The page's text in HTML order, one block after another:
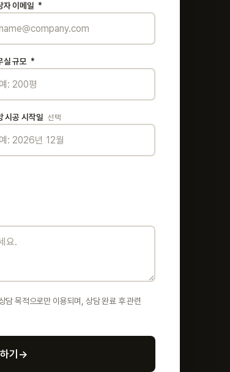
자 이메일 *
실 규모 *
시공 시작일 선택
담 목적으로만 이용되며, 상담 완료 후 관련
기 →